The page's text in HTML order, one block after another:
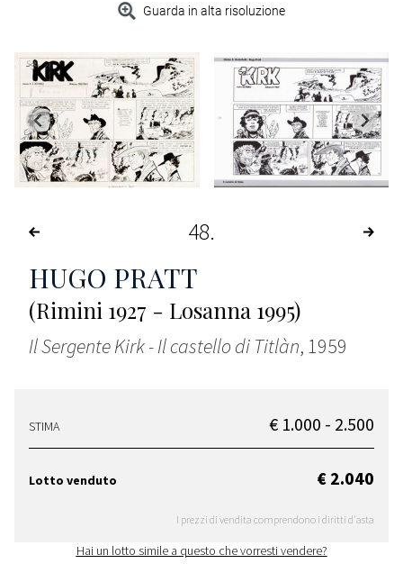
Guarda in alta risoluzione
48
HUGO PRATT
(Rimini 1927 - Losanna 1995)
Il Sergente Kirk - Il castello di Titlàn, 1959
STIMA € 1.000 - 2.500
Lotto venduto € 2.040
I prezzi di vendita comprendono i diritti d'asta
Hai un lotto simile a questo che vorresti vendere?